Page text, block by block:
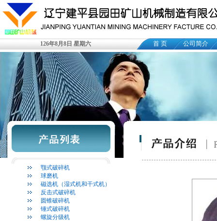
126年8月8日 星期六 首 页 公司简介
颚式破碎机
球磨机
磁选机（湿式机和干式机）
反击式破碎机
圆锥破碎机
锤式破碎机
螺旋分级机